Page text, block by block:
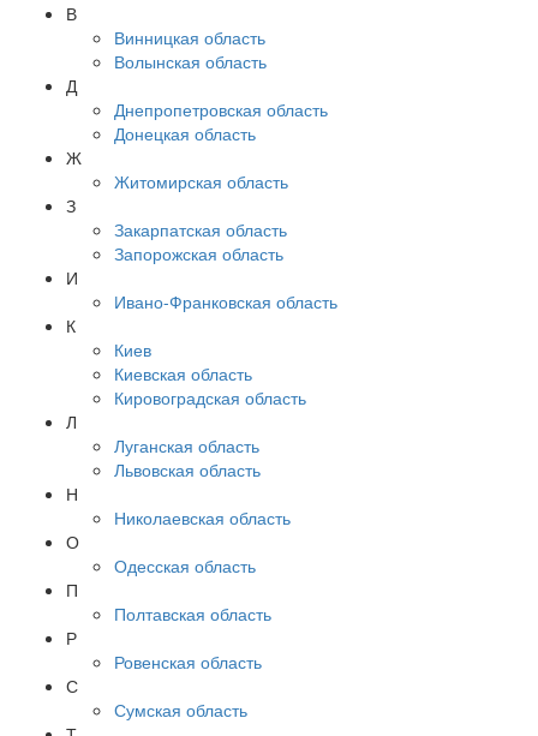
В
Винницкая область
Волынская область
Д
Днепропетровская область
Донецкая область
Ж
Житомирская область
З
Закарпатская область
Запорожская область
И
Ивано-Франковская область
К
Киев
Киевская область
Кировоградская область
Л
Луганская область
Львовская область
Н
Николаевская область
О
Одесская область
П
Полтавская область
Р
Ровенская область
С
Сумская область